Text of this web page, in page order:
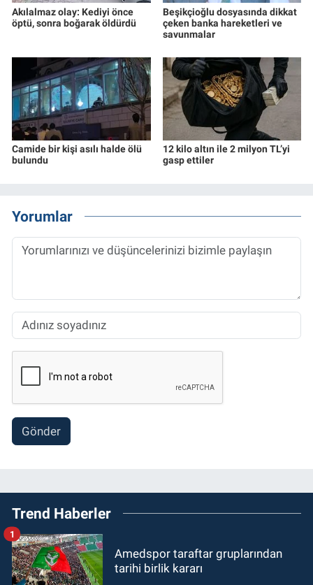
Akılalmaz olay: Kediyi önce
öptü, sonra boğarak öldürdü
Beşikçioğlu dosyasında dikkat
çeken banka hareketleri ve
savunmalar
Camide bir kişi asılı halde ölü
bulundu
12 kilo altın ile 2 milyon TL’yi
gasp ettiler
Yorumlar
Gönder
Trend Haberler
Amedspor taraftar gruplarından
tarihi birlik kararı
1